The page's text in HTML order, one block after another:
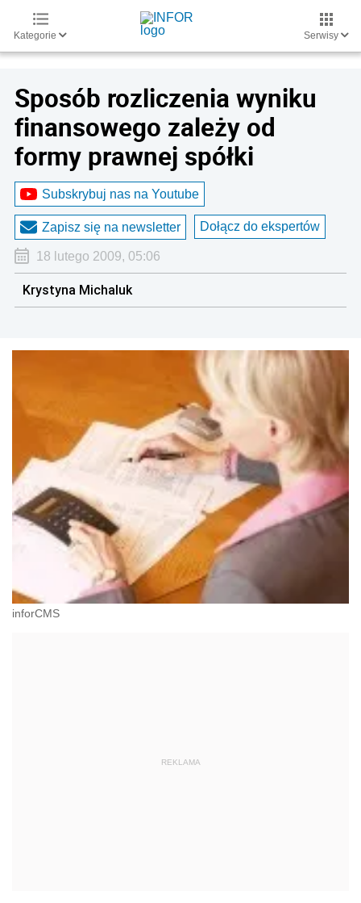
Kategorie Serwisy
Sposób rozliczenia wyniku
finansowego zależy od
formy prawnej spółki
Subskrybuj nas na Youtube
Zapisz się na newsletter Dołącz do ekspertów
18 lutego 2009, 05:06
Krystyna Michaluk
inforCMS